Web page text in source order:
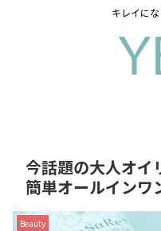
キレイに
今話題の大人オイ
簡単オールイン
Beauty